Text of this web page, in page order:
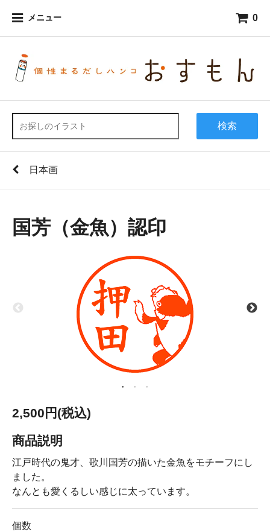
メニュー 0
検索
日本画
国芳（金魚）認印
2,500円(税込)
商品説明
江戸時代の鬼才、歌川国芳の描いた金魚をモチーフにし
ました。
なんとも愛くるしい感じに太っています。
個数